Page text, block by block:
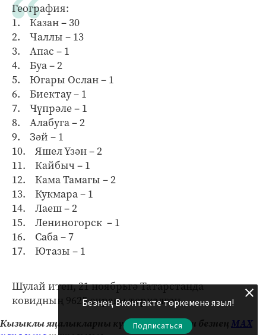
География:
1. Казан – 30
2. Чаллы – 13
3. Апас – 1
4. Буа – 2
5. Югары Ослан – 1
6. Биектау – 1
7. Чүпрәле – 1
8. Алабуга – 2
9. Зәй – 1
10. Яшел Үзән – 2
11. Кайбыч – 1
12. Кама Тамагы – 2
13. Кукмара – 1
14. Лаеш – 2
15. Лениногорск – 1
16. Саба – 7
17. Ютазы – 1
Шулай итеп, 21 ноябрьгә Татарстанда
ковидның 9625 очрагы теркәлгән.
Кызыклы яңалыкларны күзәтеп бару өчен безнеңМАХ
Безнең Вконтакте төркеменә языл!
Подписаться